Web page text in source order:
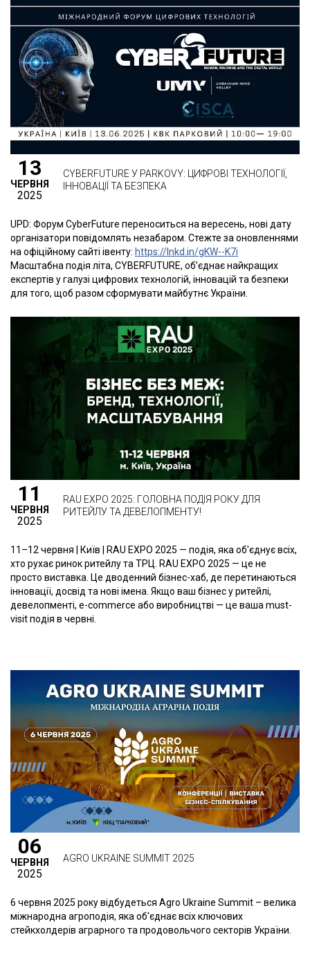
13
ЧЕРВНЯ
2025
CYBERFUTURE У PARKOVY: ЦИФРОВІ ТЕХНОЛОГІЇ,
ІННОВАЦІЇ ТА БЕЗПЕКА
UPD: Форум CyberFuture переноситься на вересень, нові дату
організатори повідомлять незабаром. Стежте за оновленнями
на офіційному сайті івенту: https://lnkd.in/gKW--K7i
Масштабна подія літа, CYBERFUTURE, об’єднає найкращих
експертів у галузі цифрових технологій, інновацій та безпеки
для того, щоб разом сформувати майбутнє України.
11
ЧЕРВНЯ
2025
RAU EXPO 2025: ГОЛОВНА ПОДІЯ РОКУ ДЛЯ
РИТЕЙЛУ ТА ДЕВЕЛОПМЕНТУ!
11–12 червня | Київ | RAU EXPO 2025 — подія, яка об'єднує всіх,
хто рухає ринок ритейлу та ТРЦ. RAU EXPO 2025 — це не
просто виставка. Це дводенний бізнес-хаб, де перетинаються
інновації, досвід та нові імена. Якщо ваш бізнес у ритейлі,
девелопменті, e-commerce або виробництві — це ваша must-
visit подія в червні.
06
ЧЕРВНЯ
2025
AGRO UKRAINE SUMMIT 2025
6 червня 2025 року відбудеться Agro Ukraine Summit – велика
міжнародна агроподія, яка об'єднає всіх ключових
стейкхолдерів аграрного та продовольчого секторів України.